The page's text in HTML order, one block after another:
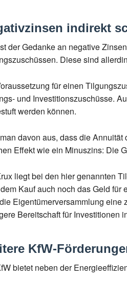
indirekt
der Gedanke an negative
Diese sind
für einen
und Investitionszuschüsse.
werden können.
davon aus, dass die
Effekt wie ein Minuszins: Die
liegt bei den hier genannten
Kauf auch noch das Geld
Eigentümerversammlung eine
Bereitschaft für Investitionen
KfW-
bietet neben der